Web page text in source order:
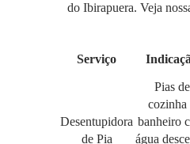
do Ibirapuera. Veja
Serviço
Desentupidora
de Pia
Pias de
cozinha
banheiro
água